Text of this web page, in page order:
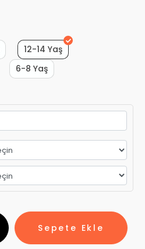
12-14 Yaş
6-8 Yaş
Sepete Ekle